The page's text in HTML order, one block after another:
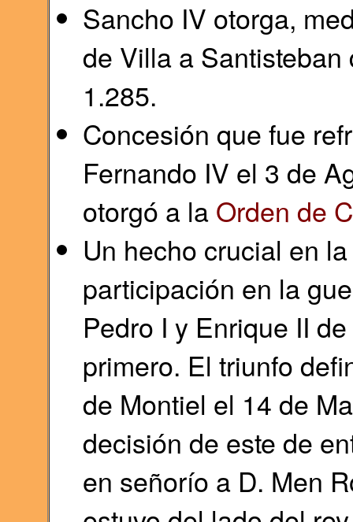
Sancho IV otorga,
de Villa a
1.285.
Concesión que fue
Fernando IV el 3 de
otorgó a la Orden de
Un hecho crucial en
participación en la
Pedro I y Enrique II
primero. El triunfo
de Montiel el 14 de
decisión de este de
en señorío a D. Men